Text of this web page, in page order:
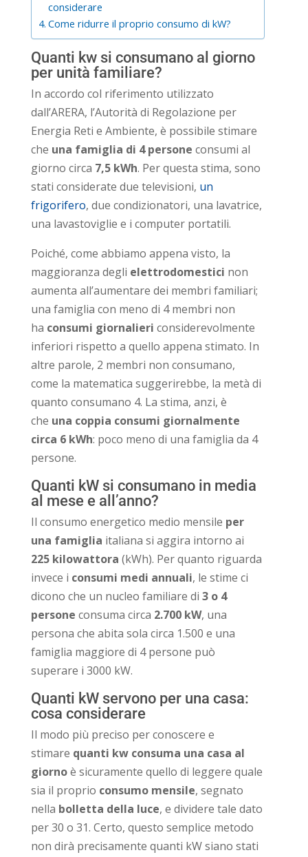
considerare
Come ridurre il proprio consumo di kW?
Quanti kw si consumano al giorno
per unità familiare?
In accordo col riferimento utilizzato
dall’ARERA, l’Autorità di Regolazione per
Energia Reti e Ambiente, è possibile stimare
che una famiglia di 4 persone consumi al
giorno circa 7,5 kWh. Per questa stima, sono
stati considerate due televisioni, un
frigorifero, due condizionatori, una lavatrice,
una lavastoviglie e i computer portatili.
Poiché, come abbiamo appena visto, la
maggioranza degli elettrodomestici non
aumenta all’aumentare dei membri familiari;
una famiglia con meno di 4 membri non
ha consumi giornalieri considerevolmente
inferiori rispetto a quello appena stimato. In
altre parole, 2 membri non consumano,
come la matematica suggerirebbe, la metà di
quanto consumano 4. La stima, anzi, è
che una coppia consumi giornalmente
circa 6 kWh: poco meno di una famiglia da 4
persone.
Quanti kW si consumano in media
al mese e all’anno?
Il consumo energetico medio mensile per
una famiglia italiana si aggira intorno ai
225 kilowattora (kWh). Per quanto riguarda
invece i consumi medi annuali, le stime ci
dicono che un nucleo familiare di 3 o 4
persone consuma circa 2.700 kW, una
persona che abita sola circa 1.500 e una
famiglia maggiore di 4 persone può
superare i 3000 kW.
Quanti kW servono per una casa:
cosa considerare
Il modo più preciso per conoscere e
stimare quanti kw consuma una casa al
giornoè sicuramente quello di leggere quale
sia il proprio consumo mensile, segnato
nella bolletta della luce, e dividere tale dato
per 30 o 31. Certo, questo semplice metodo
non dirà precisamente quanti kW siano stati